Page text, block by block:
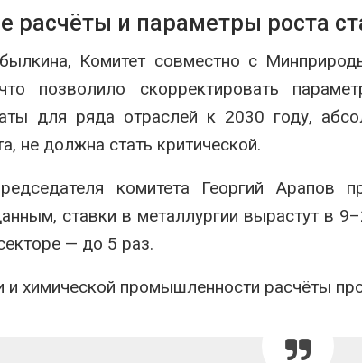
расчёты и параметры роста
Комитет совместно с
позволило скорректировать
для ряда отраслей к 2030 году,
не должна стать критической.
комитета Георгий Арапов
ставки в металлургии вырастут в
— до 5 раз.
и химической промышленности расчёты